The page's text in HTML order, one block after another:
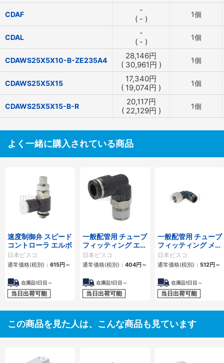
CDAF
-
( - ) 1個
CDAL
-
( - ) 1個
CDAWS25X5X10-B-ZE235A4 28,146円
( 30,961円 ) 1個
CDAWS25X5X15 17,340円
( 19,074円 ) 1個
CDAWS25X5X15-B-R 20,117円
( 22,129円 ) 1個
よく一緒に購入されている商品
速度制御弁 スピード
コントローラ エルボ
日本ピスコ
通常価格(税別)： 615円 ～
在庫品1日目～
当日出荷可能
一般配管用 チューブ
フィッティング エル
ボ
日本ピスコ
通常価格(税別)： 404円 ～
在庫品1日目～
当日出荷可能
一般配管用 チューブ
フィッティング メス
エルボ
日本ピスコ
通常価格(税別)： 512円 ～
在庫品1日目～
当日出荷可能
この商品を見た人は、こんな商品も見ています